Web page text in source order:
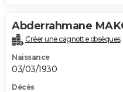
Abderrahmane
Créer une cagnotte obsèques
Naissance
03/03/1930
Décès